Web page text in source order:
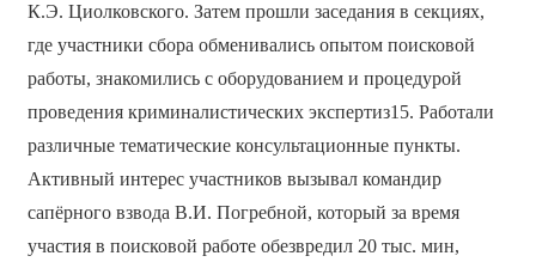
К.Э. Циолковского. Затем прошли заседания в секциях,
где участники сбора обменивались опытом поисковой
работы, знакомились с оборудованием и процедурой
проведения криминалистических экспертиз15. Работали
различные тематические консультационные пункты.
Активный интерес участников вызывал командир
сапёрного взвода В.И. Погребной, который за время
участия в поисковой работе обезвредил 20 тыс. мин,